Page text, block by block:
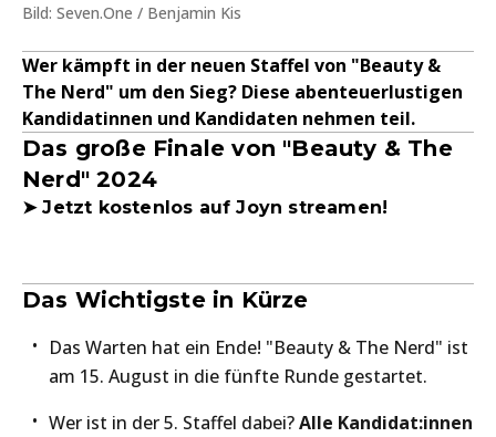
Bild: Seven.One / Benjamin Kis
Wer kämpft in der neuen Staffel von "Beauty &
The Nerd" um den Sieg? Diese abenteuerlustigen
Kandidatinnen und Kandidaten nehmen teil.
Das große Finale von "Beauty & The
Nerd" 2024
➤ Jetzt kostenlos auf Joyn streamen!
Das Wichtigste in Kürze
Das Warten hat ein Ende! "Beauty & The Nerd" ist
am 15. August in die fünfte Runde gestartet.
Wer ist in der 5. Staffel dabei?Alle Kandidat:innen